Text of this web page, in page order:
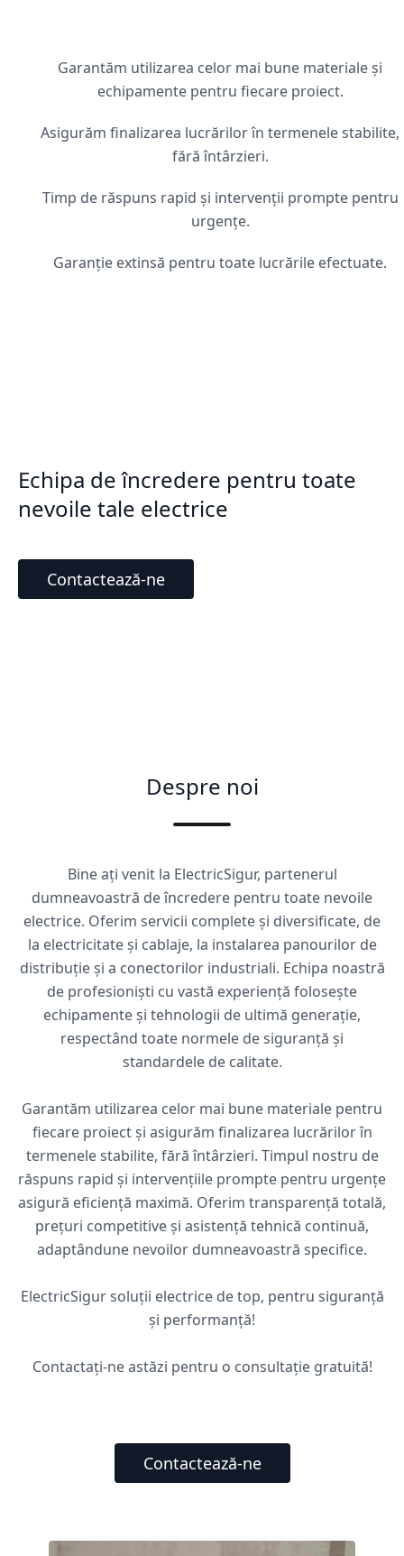
Garantăm utilizarea celor mai bune materiale și
echipamente pentru fiecare proiect.
Asigurăm finalizarea lucrărilor în termenele stabilite,
fără întârzieri.
Timp de răspuns rapid și intervenții prompte pentru
urgențe.
Garanție extinsă pentru toate lucrările efectuate.
Echipa de încredere pentru toate
nevoile tale electrice
Contactează-ne
Despre noi
Bine ați venit la ElectricSigur, partenerul
dumneavoastră de încredere pentru toate nevoile
electrice. Oferim servicii complete și diversificate, de
la electricitate și cablaje, la instalarea panourilor de
distribuție și a conectorilor industriali. Echipa noastră
de profesioniști cu vastă experiență folosește
echipamente și tehnologii de ultimă generație,
respectând toate normele de siguranță și
standardele de calitate.
Garantăm utilizarea celor mai bune materiale pentru
fiecare proiect și asigurăm finalizarea lucrărilor în
termenele stabilite, fără întârzieri. Timpul nostru de
răspuns rapid și intervențiile prompte pentru urgențe
asigură eficiență maximă. Oferim transparență totală,
prețuri competitive și asistență tehnică continuă,
adaptândune nevoilor dumneavoastră specifice.
ElectricSigur soluții electrice de top, pentru siguranță
și performanță!
Contactați-ne astăzi pentru o consultație gratuită!
Contactează-ne